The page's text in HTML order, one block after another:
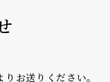
お送りください。